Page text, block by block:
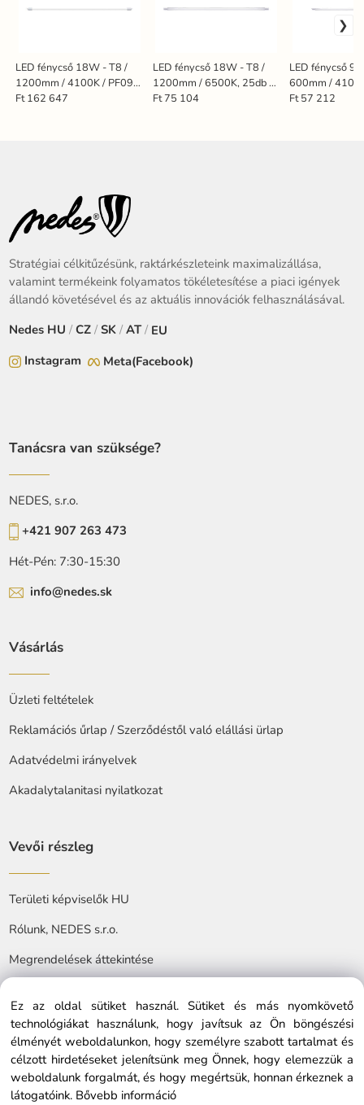
LED fénycső 18W - T8 /
1200mm / 4100K / PF09 /
3060Lm, 25db - TLS5229
Ft 162 647
LED fénycső 18W - T8 /
1200mm / 6500K, 25db -
TLS202
Ft 75 104
LED fénycső
600mm /
TLS221
Ft 57 212
Stratégiai célkitűzésünk, raktárkészleteink maximalizállása,
valamint termékeink folyamatos tökéletesítése a piaci igények
állandó követésével és az aktuális innovációk felhasználásával.
Nedes HU /CZ /SK / AT/ EU
Instagram
Meta(Facebook)
Tanácsra van szüksége?
NEDES, s.r.o.
+421 907 263 473
Hét-Pén: 7:30-15:30
info@nedes.sk
Vásárlás
Üzleti feltételek
Reklamációs űrlap / Szerződéstől való elállási ürlap
Adatvédelmi irányelvek
Akadalytalanitasi nyilatkozat
Vevői részleg
Területi képviselők HU
Rólunk, NEDES s.r.o.
Megrendelések áttekintése
© Copyright © 2025 nedes.hu, All rights reserved
Ez az oldal sütiket használ. Sütiket és más nyomkövető
technológiákat használunk, hogy javítsuk az Ön böngészési
élményét weboldalunkon, hogy személyre szabott tartalmat és
célzott hirdetéseket jelenítsünk meg Önnek, hogy elemezzük a
weboldalunk forgalmát, és hogy megértsük, honnan érkeznek a
látogatóink. Bővebb információ